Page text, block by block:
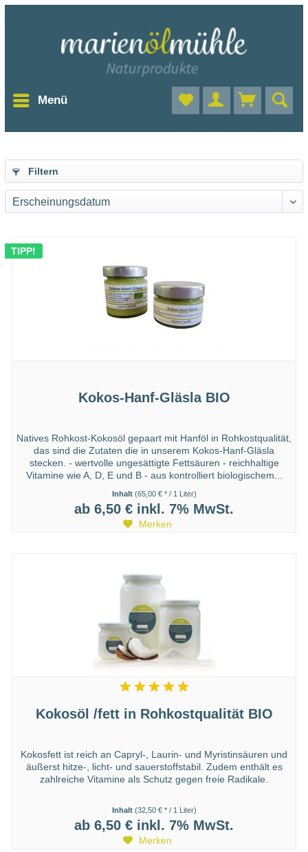
Menü
Filtern
TIPP!
Kokos-Hanf-Gläsla BIO
Natives Rohkost-Kokosöl gepaart mit Hanföl in Rohkostqualität,
das sind die Zutaten die in unserem Kokos-Hanf-Gläsla
stecken. - wertvolle ungesättigte Fettsäuren - reichhaltige
Vitamine wie A, D, E und B - aus kontrolliert biologischem...
Inhalt (65,00 € * / 1 Liter)
ab 6,50 € inkl. 7% MwSt.
Merken
Kokosöl /fett in Rohkostqualität BIO
Kokosfett ist reich an Capryl-, Laurin- und Myristinsäuren und
äußerst hitze-, licht- und sauerstoffstabil. Zudem enthält es
zahlreiche Vitamine als Schutz gegen freie Radikale.
Inhalt (32,50 € * / 1 Liter)
ab 6,50 € inkl. 7% MwSt.
Merken